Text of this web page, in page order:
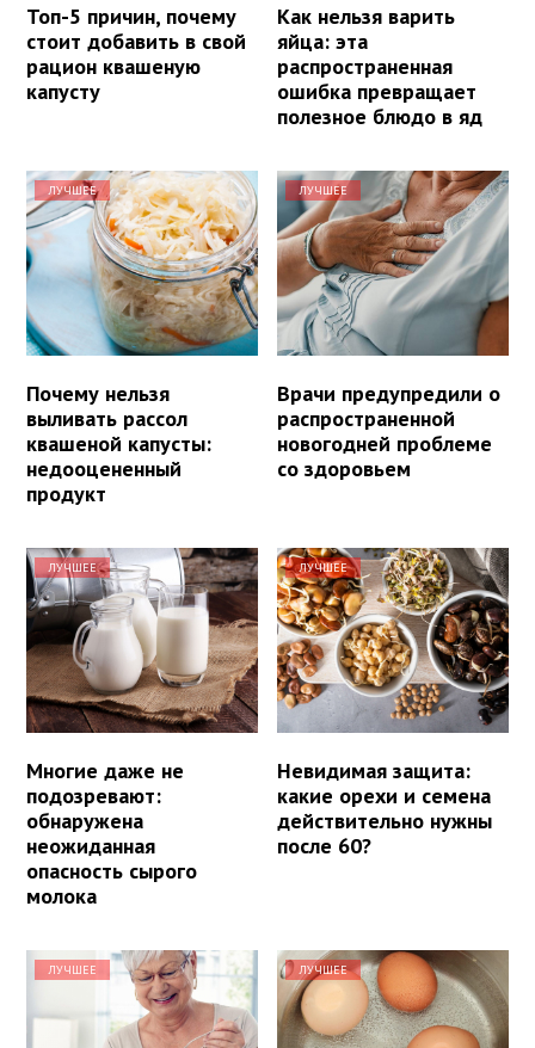
Топ-5 причин, почему
стоит добавить в свой
рацион квашеную
капусту
Как нельзя варить
яйца: эта
распространенная
ошибка превращает
полезное блюдо в яд
ЛУЧШЕЕ
Почему нельзя
выливать рассол
квашеной капусты:
недооцененный
продукт
ЛУЧШЕЕ
Врачи предупредили о
распространенной
новогодней проблеме
со здоровьем
ЛУЧШЕЕ
Многие даже не
подозревают:
обнаружена
неожиданная
опасность сырого
молока
ЛУЧШЕЕ
Невидимая защита:
какие орехи и семена
действительно нужны
после 60?
ЛУЧШЕЕ ЛУЧШЕЕ